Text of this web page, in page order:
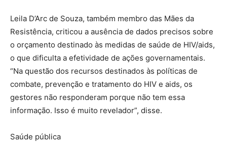
Leila D’Arc de Souza, também membro das Mães da
Resistência, criticou a ausência de dados precisos sobre
o orçamento destinado às medidas de saúde de HIV/aids,
o que dificulta a efetividade de ações governamentais.
“Na questão dos recursos destinados às políticas de
combate, prevenção e tratamento do HIV e aids, os
gestores não responderam porque não tem essa
informação. Isso é muito revelador”, disse.
Saúde pública